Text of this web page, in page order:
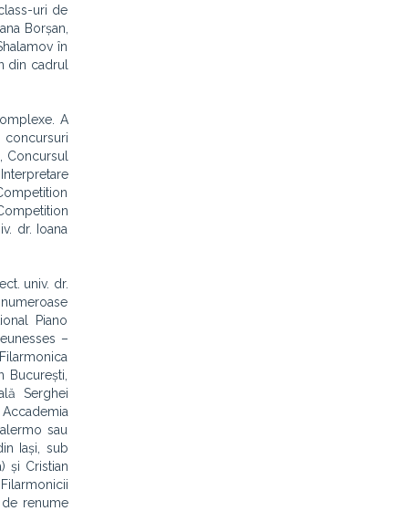
uri de
Borșan,
în
din cadrul
A
Concursul
dr. Ioana
univ. dr.
Piano
–
Serghei
sau
Iași, sub
și Cristian
renume